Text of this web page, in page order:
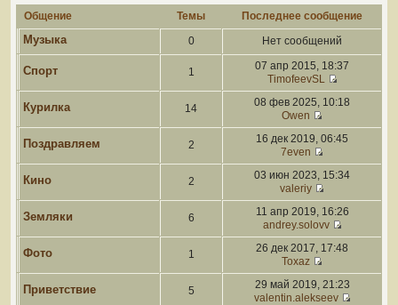
Общение Темы Последнее сообщение
Музыка 0 Нет сообщений
Спорт 1
07 апр 2015, 18:37
TimofeevSL
Курилка 14
08 фев 2025, 10:18
Owen
Поздравляем 2
16 дек 2019, 06:45
7even
Кино 2
03 июн 2023, 15:34
valeriy
Земляки 6
11 апр 2019, 16:26
andrey.solovv
Фото 1
26 дек 2017, 17:48
Toxaz
Приветствие 5
29 май 2019, 21:23
valentin.alekseev